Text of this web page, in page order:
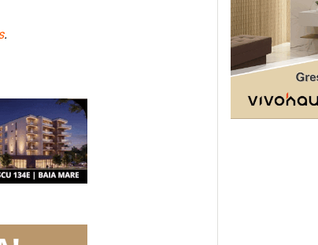
.